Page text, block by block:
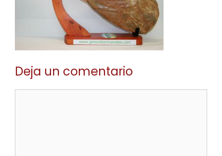
Deja un comentario